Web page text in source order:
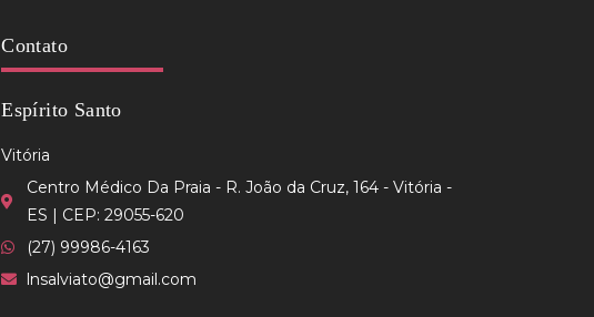
Contato
Espírito Santo
Vitória
Centro Médico Da Praia - R. João da Cruz, 164 - Vitória -
ES | CEP: 29055-620
(27) 99986-4163
lnsalviato@gmail.com